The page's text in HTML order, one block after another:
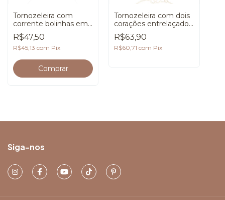
Tornozeleira com
corrente bolinhas em
banho de Prata 925
R$47,50
R$45,13 com Pix
Tornozeleira com dois
corações entrelaçados
em banho de Ouro
18K
R$63,90
R$60,71com Pix
Siga-nos